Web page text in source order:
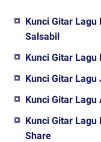
Kunci Gitar Lagu
Salsabil
Kunci Gitar Lagu
Kunci Gitar Lagu
Kunci Gitar Lagu
Kunci Gitar Lagu
Share